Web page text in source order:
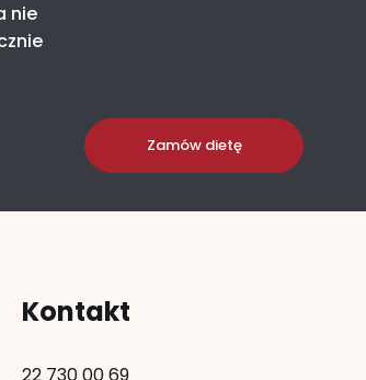
nie
Zamów dietę
Kontakt